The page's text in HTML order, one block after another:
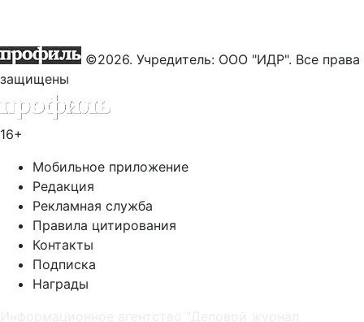
©2026. Учредитель: ООО "ИДР". Все права
защищены
16+
Мобильное приложение
Редакция
Рекламная служба
Правила цитирования
Контакты
Подписка
Награды